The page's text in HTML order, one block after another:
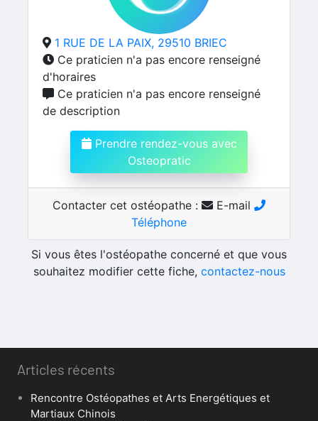
1 RUE DE LA PAIX, 29510 BRIEC
Ce praticien n'a pas encore renseigné
d'horaires
Ce praticien n'a pas encore renseigné
de description
Prendre rendez-vous avec
Osteopratic
Contacter cet ostéopathe :
E-mail
Téléphone
Si vous êtes l'ostéopathe concerné et que vous
souhaitez modifier cette fiche, contactez-nous
Articles récents
Rencontre Ostéopathes et Arts Energétiques et
Martiaux Chinois